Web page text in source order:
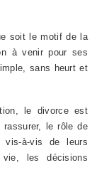
soit le motif de la
à venir pour ses
sans heurt et
le divorce est
rassurer, le rôle de
à-vis de leurs
les décisions